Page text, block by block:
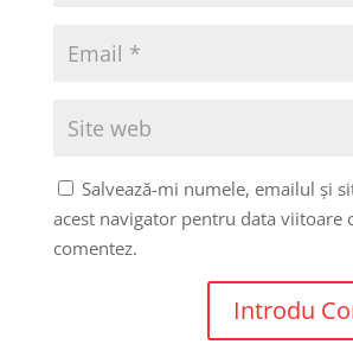
Salvează-mi numele, emailul și
acest navigator pentru data viitoare
comentez.